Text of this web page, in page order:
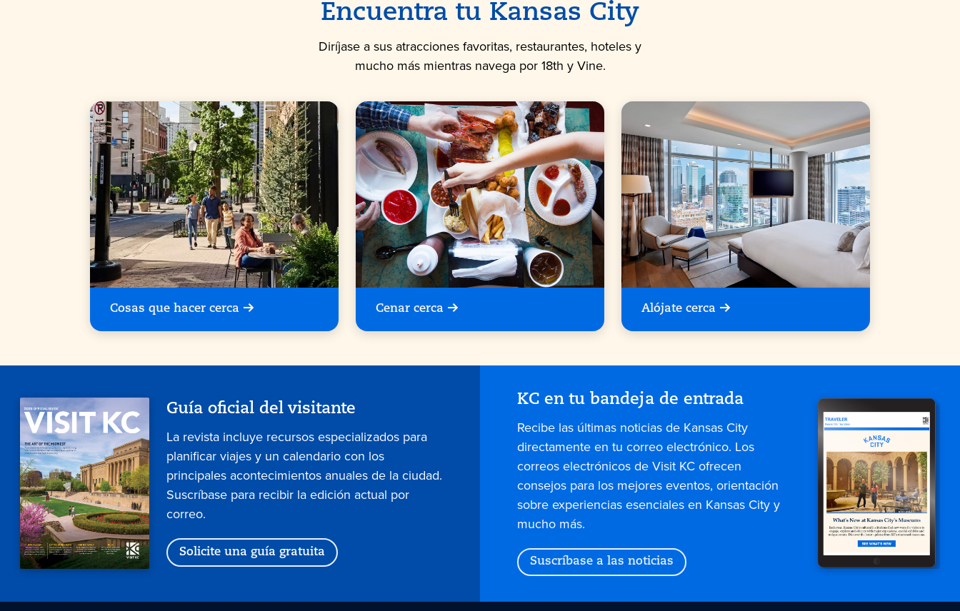
Encuentra tu Kansas City
Diríjase a sus atracciones favoritas, restaurantes, hoteles y
mucho más mientras navega por 18th y Vine.
Cosas que hacer cerca Cenar cerca Alójate cerca
Guía oficial del visitante
La revista incluye recursos especializados para
planificar viajes y un calendario con los
principales acontecimientos anuales de la ciudad.
Suscríbase para recibir la edición actual por
correo.
Solicite una guía gratuita
KC en tu bandeja de entrada
Recibe las últimas noticias de Kansas City
directamente en tu correo electrónico. Los
correos electrónicos de Visit KC ofrecen
consejos para los mejores eventos, orientación
sobre experiencias esenciales en Kansas City y
mucho más.
Suscríbase a las noticias